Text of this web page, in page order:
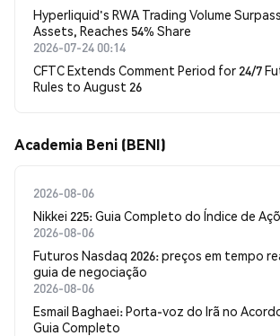
Hyperliquid's RWA Trading Volume
Assets, Reaches 54% Share
2026-07-24 00:14
CFTC Extends Comment Period for 24/7
Rules to August 26
Academia Beni (BENI)
2026-08-06
Nikkei 225: Guia Completo do Índice de
2026-08-06
Futuros Nasdaq 2026: preços em tempo
guia de negociação
2026-08-06
Esmail Baghaei: Porta-voz do Irã no
Guia Completo